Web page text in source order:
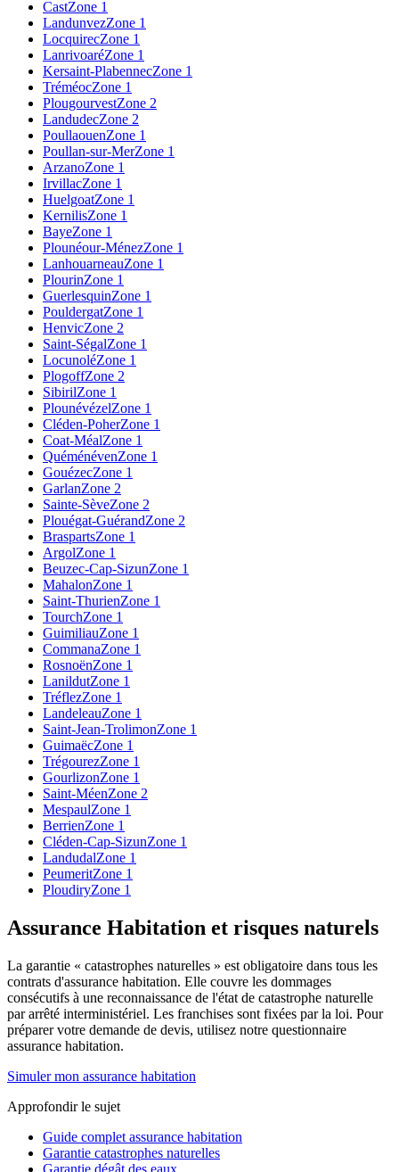
CastZone 1
LandunvezZone 1
LocquirecZone 1
LanrivoaréZone 1
Kersaint-PlabennecZone 1
TréméocZone 1
PlougourvestZone 2
LandudecZone 2
PoullaouenZone 1
Poullan-sur-MerZone 1
ArzanoZone 1
IrvillacZone 1
HuelgoatZone 1
KernilisZone 1
BayeZone 1
Plounéour-MénezZone 1
LanhouarneauZone 1
PlourinZone 1
GuerlesquinZone 1
PouldergatZone 1
HenvicZone 2
Saint-SégalZone 1
LocunoléZone 1
PlogoffZone 2
SibirilZone 1
PlounévézelZone 1
Cléden-PoherZone 1
Coat-MéalZone 1
QuéménévenZone 1
GouézecZone 1
GarlanZone 2
Sainte-SèveZone 2
Plouégat-GuérandZone 2
BraspartsZone 1
ArgolZone 1
Beuzec-Cap-SizunZone 1
MahalonZone 1
Saint-ThurienZone 1
TourchZone 1
GuimiliauZone 1
CommanaZone 1
RosnoënZone 1
LanildutZone 1
TréflezZone 1
LandeleauZone 1
Saint-Jean-TrolimonZone 1
GuimaëcZone 1
TrégourezZone 1
GourlizonZone 1
Saint-MéenZone 2
MespaulZone 1
BerrienZone 1
Cléden-Cap-SizunZone 1
LandudalZone 1
PeumeritZone 1
PloudiryZone 1
Assurance Habitation et risques naturels
La garantie « catastrophes naturelles » est obligatoire dans tous les
contrats d'assurance habitation. Elle couvre les dommages
consécutifs à une reconnaissance de l'état de catastrophe naturelle
par arrêté interministériel. Les franchises sont fixées par la loi. Pour
préparer votre demande de devis, utilisez notre questionnaire
assurance habitation.
Simuler mon assurance habitation
Approfondir le sujet
Guide complet assurance habitation
Garantie catastrophes naturelles
Garantie dégât des eaux